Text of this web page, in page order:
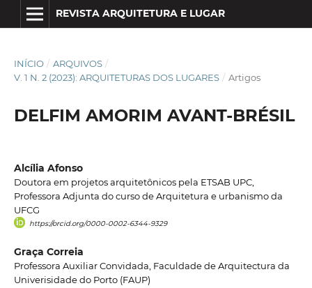
REVISTA ARQUITETURA E LUGAR
INÍCIO / ARQUIVOS /
V. 1 N. 2 (2023): ARQUITETURAS DOS LUGARES / Artigos
DELFIM AMORIM AVANT-BRÉSIL
Alcília Afonso
Doutora em projetos arquitetônicos pela ETSAB UPC,
Professora Adjunta do curso de Arquitetura e urbanismo da
UFCG
https://orcid.org/0000-0002-6344-9329
Graça Correia
Professora Auxiliar Convidada, Faculdade de Arquitectura da
Univerisidade do Porto (FAUP)